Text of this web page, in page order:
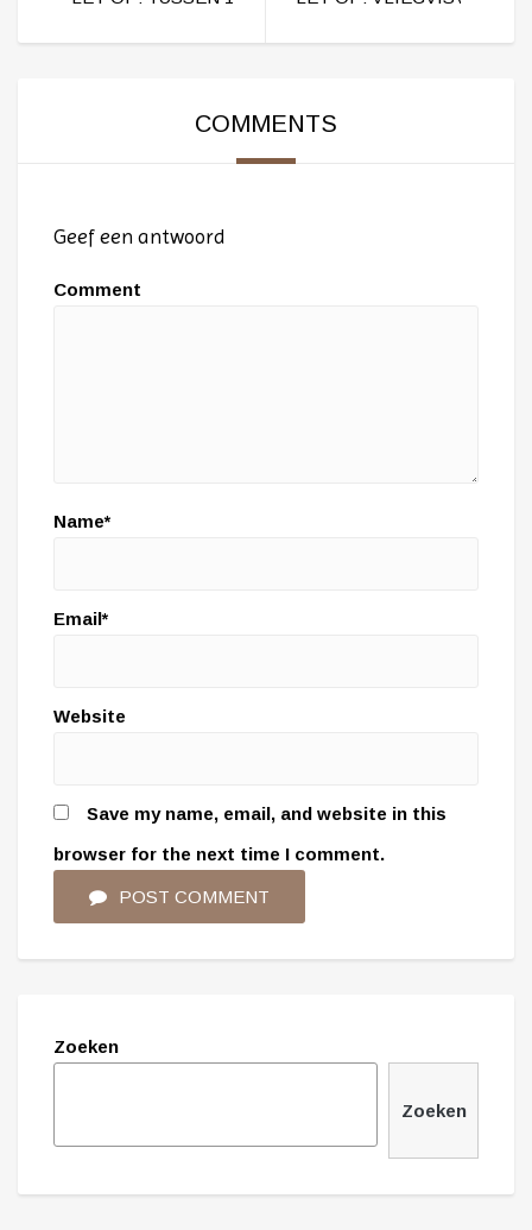
COMMENTS
Geef een antwoord
Comment
Name*
Email*
Website
Save my name, email, and website in this
browser for the next time I comment.
POST COMMENT
Zoeken
Zoeken